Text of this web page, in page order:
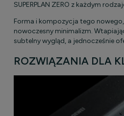
SUPERPLAN ZERO z każdym
Forma i kompozycja tego
nowoczesny minimalizm.
subtelny wygląd, a jednocześnie
ROZWIĄZANIA DLA